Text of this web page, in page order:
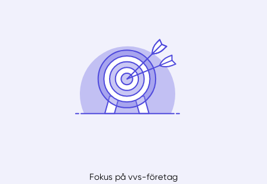
Fokus på vvs-företag